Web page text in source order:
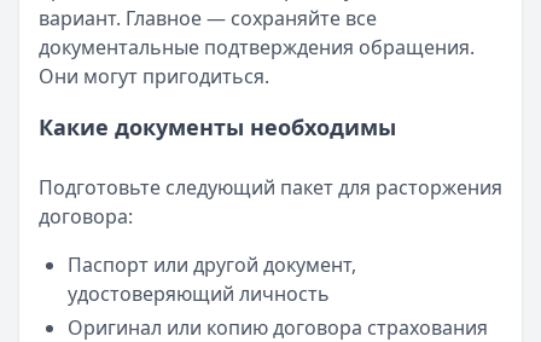
вариант. Главное — сохраняйте все
документальные подтверждения обращения.
Они могут пригодиться.
Какие документы необходимы
Подготовьте следующий пакет для расторжения
договора:
Паспорт или другой документ,
удостоверяющий личность
Оригинал или копию договора страхования